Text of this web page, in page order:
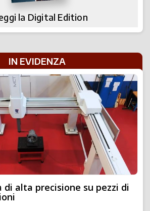
la Digital Edition
IN EVIDENZA
di alta precisione su pezzi di